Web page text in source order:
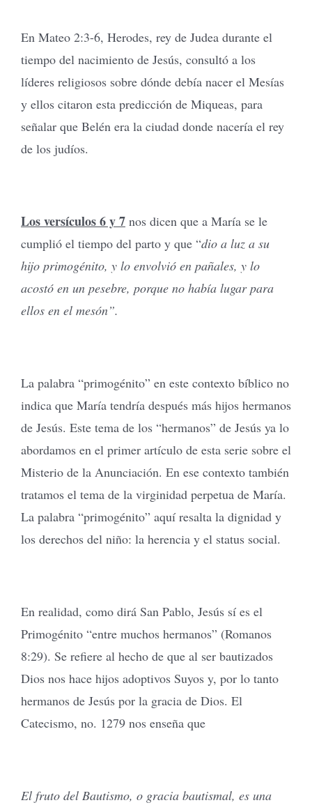
En Mateo 2:3-6, Herodes, rey de Judea durante el
tiempo del nacimiento de Jesús, consultó a los
líderes religiosos sobre dónde debía nacer el Mesías
y ellos citaron esta predicción de Miqueas, para
señalar que Belén era la ciudad donde nacería el rey
de los judíos.
Los versículos 6 y 7 nos dicen que a María se le
cumplió el tiempo del parto y que “dio a luz a su
hijo primogénito, y lo envolvió en pañales, y lo
acostó en un pesebre, porque no había lugar para
ellos en el mesón”.
La palabra “primogénito” en este contexto bíblico no
indica que María tendría después más hijos hermanos
de Jesús. Este tema de los “hermanos” de Jesús ya lo
abordamos en el primer artículo de esta serie sobre el
Misterio de la Anunciación. En ese contexto también
tratamos el tema de la virginidad perpetua de María.
La palabra “primogénito” aquí resalta la dignidad y
los derechos del niño: la herencia y el status social.
En realidad, como dirá San Pablo, Jesús sí es el
Primogénito “entre muchos hermanos” (Romanos
8:29). Se refiere al hecho de que al ser bautizados
Dios nos hace hijos adoptivos Suyos y, por lo tanto
hermanos de Jesús por la gracia de Dios. El
Catecismo, no. 1279 nos enseña que
El fruto del Bautismo, o gracia bautismal, es una